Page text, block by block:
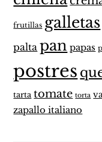
frutillas galletas
palta pan papas
postres
tarta tomate torta
zapallo italiano